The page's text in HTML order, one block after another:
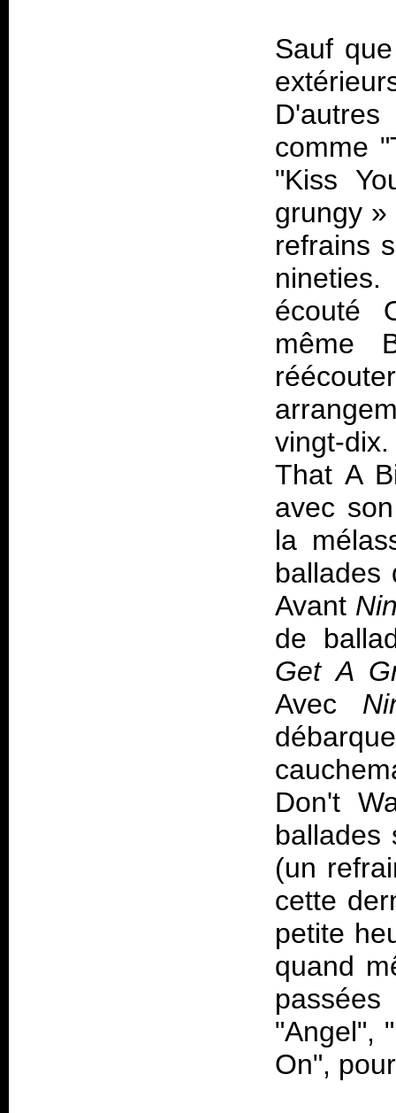
Sauf
comme
"Kiss
grungy »
refrains
écouté
même
vingt-
That A
avec
la
ballades
Avant
de
Get A
Avec
Don't
ballades
(un
cette
petite
quand
"Angel",
On",